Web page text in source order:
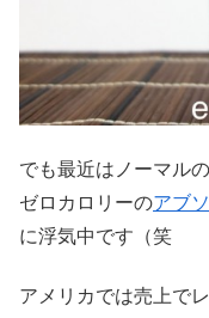
でも最近はノーマルの
ゼロカロリーのアブ
に浮気中です（笑
アメリカでは売上で